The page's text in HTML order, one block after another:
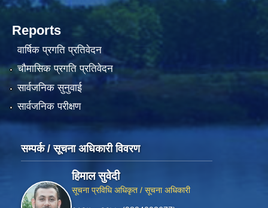
Reports
वार्षिक प्रगति प्रतिवेदन
चौमासिक प्रगति प्रतिवेदन
सार्वजनिक सुनुवाई
सार्वजनिक परीक्षण
सम्पर्क / सूचना अधिकारी विवरण
हिमाल सुवेदी
सूचना प्रविधि अधिकृत / सूचना अधिकारी